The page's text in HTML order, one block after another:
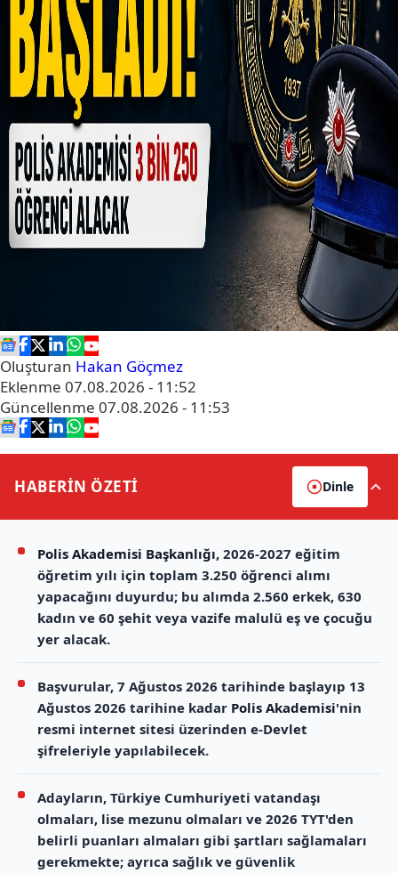
Oluşturan Hakan Göçmez
Eklenme 07.08.2026 - 11:52
Güncellenme 07.08.2026 - 11:53
HABERİN ÖZETİ Dinle
Polis Akademisi Başkanlığı, 2026-2027 eğitim
öğretim yılı için toplam 3.250 öğrenci alımı
yapacağını duyurdu; bu alımda 2.560 erkek, 630
kadın ve 60 şehit veya vazife malulü eş ve çocuğu
yer alacak.
Başvurular, 7 Ağustos 2026 tarihinde başlayıp 13
Ağustos 2026 tarihine kadar Polis Akademisi'nin
resmi internet sitesi üzerinden e-Devlet
şifreleriyle yapılabilecek.
Adayların, Türkiye Cumhuriyeti vatandaşı
olmaları, lise mezunu olmaları ve 2026 TYT'den
belirli puanları almaları gibi şartları sağlamaları
gerekmekte; ayrıca sağlık ve güvenlik